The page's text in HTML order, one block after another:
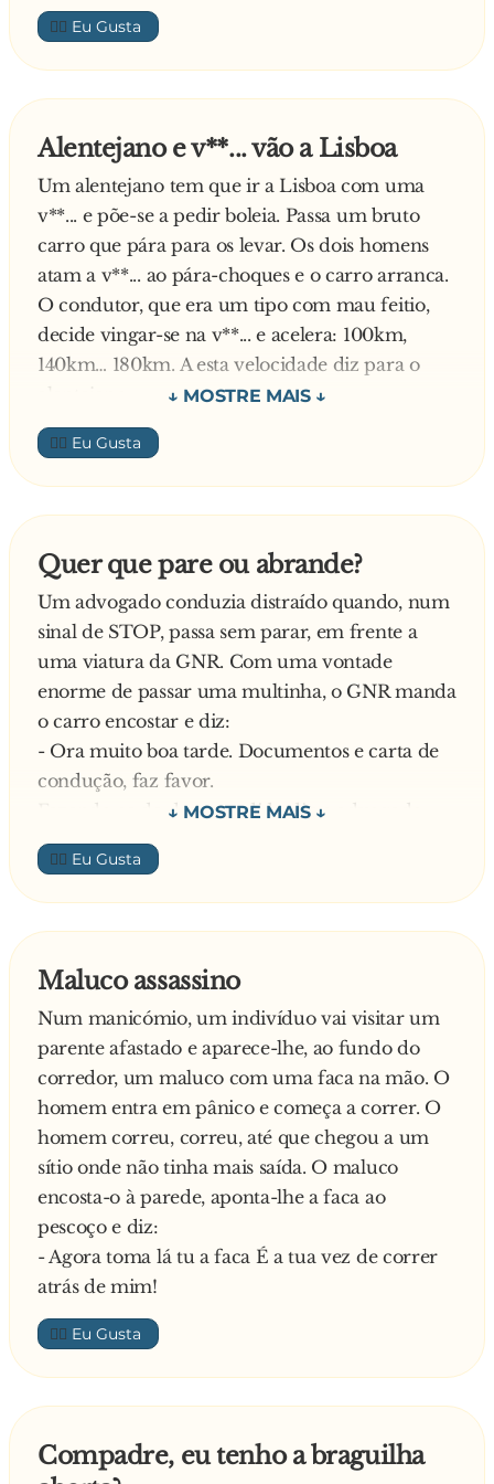
Papa!!!
👍🏼
Alentejano e v**... vão a Lisboa
Um alentejano tem que ir a Lisboa com uma
v**... e põe-se a pedir boleia. Passa um bruto
carro que pára para os levar. Os dois homens
atam a v**... ao pára-choques e o carro arranca.
O condutor, que era um tipo com mau feitio,
decide vingar-se na v**... e acelera: 100km,
140km… 180km. A esta velocidade diz para o
alentejano:
- Ó amigo, a v**... não vai bem! Isto é gás a mais
para o animal! Já vai com a língua de fora…
Espantado, pergunta o alentejano:
- Vai com a língua de fora?! E para que lado é
- Está para o lado esquerdo. – Responde o
condutor.
E diz o alentejano:
- Então encoste que ela quer ultrapassar!
👍🏼
Quer que pare ou abrande?
Um advogado conduzia distraído quando, num
sinal de STOP, passa sem parar, em frente a
uma viatura da GNR. Com uma vontade
enorme de passar uma multinha, o GNR manda
o carro encostar e diz:
- Ora muito boa tarde. Documentos e carta de
condução, faz favor.
Fazendo-se de desentendido diz o advogado:
- Fiz alguma coisa de mal Sr. Guarda?
Explica o GNR:
- Não parou no sinal de STOP ali atrás.
Responde o advogado:
E o GNR:
- Exactamente… Documentos e carta de
condução, faz favor.
Como qualquer advogado, que pensa que
percebe muito de leis, pergunta ao policia:
- Você sabe qual é a diferença jurídica entre
abrandar e parar?
E como, em matéria de estrada, os GNR não
ficam atrás dos advogados, responde:
- A diferença é que a lei diz que num sinal de
STOP, deve-se parar completamente.
Documentos e carta de condução, faz favor.
Não satisfeito, o advogado desafia o policia:
- Ou não Sr. Guarda. Eu sou advogado e sei das
suas limitações na interpretação de texto de lei.
Proponho-lhe o seguinte: Se você conseguir
explicar-me a diferença legal entre abrandar e
👍🏼
Maluco assassino
Num manicómio, um indivíduo vai visitar um
parente afastado e aparece-lhe, ao fundo do
corredor, um maluco com uma faca na mão. O
homem entra em pânico e começa a correr. O
homem correu, correu, até que chegou a um
sítio onde não tinha mais saída. O maluco
encosta-o à parede, aponta-lhe a faca ao
pescoço e diz:
- Agora toma lá tu a faca É a tua vez de correr
atrás de mim!
👍🏼
Compadre, eu tenho a braguilha